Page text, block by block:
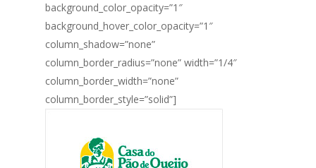
background_color_opacity=”1″
background_hover_color_opacity=”1″
column_shadow=”none”
column_border_radius=”none” width=”1/4″
column_border_width=”none”
column_border_style=”solid”]